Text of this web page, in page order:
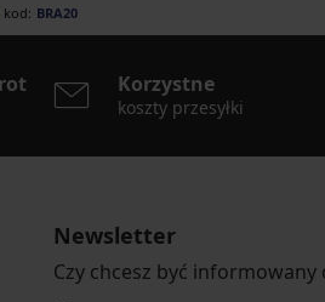
kod: BRA20
Korzystne
koszty przesyłki
Newsletter
Czy chcesz być informowany